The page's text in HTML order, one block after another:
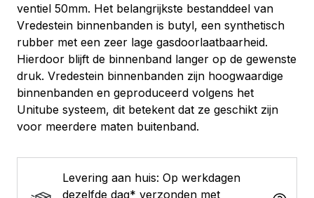
35C
fv
ventiel
50mm
aantal
ventiel 50mm. Het belangrijkste bestanddeel van
Vredestein binnenbanden is butyl, een synthetisch
rubber met een zeer lage gasdoorlaatbaarheid.
Hierdoor blijft de binnenband langer op de gewenste
druk. Vredestein binnenbanden zijn hoogwaardige
binnenbanden en geproduceerd volgens het
Unitube systeem, dit betekent dat ze geschikt zijn
voor meerdere maten buitenband.
Levering aan huis: Op werkdagen
dezelfde dag* verzonden met